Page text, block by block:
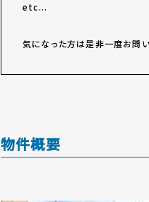
etc...
気になった方は是非一度お問い
物件概要